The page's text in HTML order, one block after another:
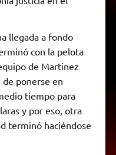
llegada a fondo
con la pelota
de Martinez
de ponerse en
tiempo para
y por eso, otra
terminó haciéndose